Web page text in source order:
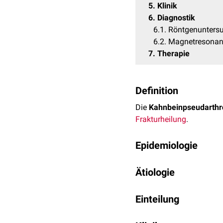
5 Klinik
6 Diagnostik
6.1
6.2
7 Therapie
Definition
Die
Frakturheilung.
Epidemiologie
Pseudarthrosen des Os
Ätiologie
Frakturteile. Die
Einteilung